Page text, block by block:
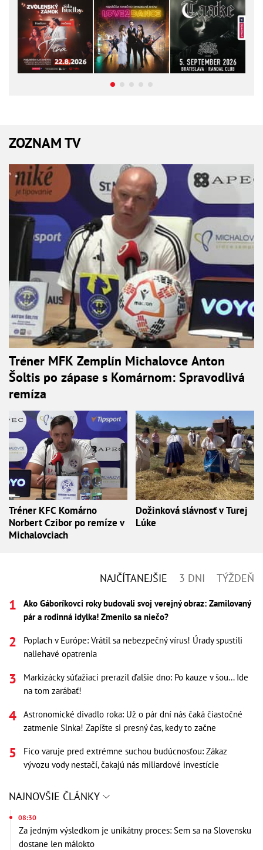
ZOZNAM TV
Tréner MFK Zemplín Michalovce Anton
Šoltis po zápase s Komárnom: Spravodlivá
remíza
Tréner KFC Komárno
Norbert Czibor po remíze v
Michalovciach
Dožinková slávnosť v Turej
Lúke
NAJČÍTANEJŠIE 3 DNI TÝŽDEŇ
Ako Gáboríkovci roky budovali svoj verejný obraz: Zamilovaný
pár a rodinná idylka! Zmenilo sa niečo?
Poplach v Európe: Vrátil sa nebezpečný vírus! Úrady spustili
naliehavé opatrenia
Markizácky súťažiaci prerazil ďalšie dno: Po kauze v šou... Ide
na tom zarábať!
Astronomické divadlo roka: Už o pár dní nás čaká čiastočné
zatmenie Slnka! Zapíšte si presný čas, kedy to začne
Fico varuje pred extrémne suchou budúcnosťou: Zákaz
vývozu vody nestačí, čakajú nás miliardové investície
NAJNOVŠIE ČLÁNKY
08:30
Za jedným výsledkom je unikátny proces: Sem sa na Slovensku
dostane len málokto